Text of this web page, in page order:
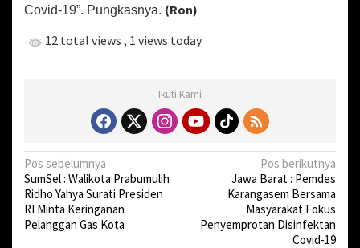
Covid-19”. Pungkasnya. (Ron)
12 total views , 1 views today
Ikuti Kami
N
a
v
i
Pos sebelumnya
SumSel : Walikota Prabumulih
Ridho Yahya Surati Presiden
RI Minta Keringanan
Pelanggan Gas Kota
Pos berikutnya
Jawa Barat : Pemdes
Karangasem Bersama
Masyarakat Fokus
Penyemprotan Disinfektan
Covid-19